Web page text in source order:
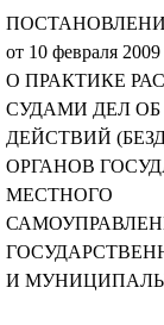
от 10 февраля 2009
О ПРАКТИКЕ
СУДАМИ ДЕЛ
ДЕЙСТВИЙ
ОРГАНОВ
МЕСТНОГО
И